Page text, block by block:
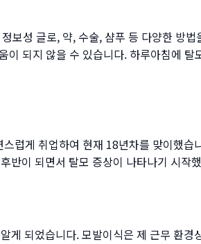
성 글로, 약, 수술, 샴푸 등 다양한 방
되지 않을 수 있습니다. 하루아침에
럽게 취업하여 현재 18년차를 맞이했습
반이 되면서 탈모 증상이 나타나기 시작
되었습니다. 모발이식은 제 근무 환